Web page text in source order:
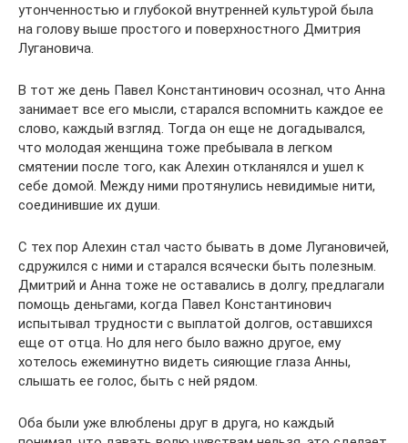
утонченностью и глубокой внутренней культурой была
на голову выше простого и поверхностного Дмитрия
Лугановича.
В тот же день Павел Константинович осознал, что Анна
занимает все его мысли, старался вспомнить каждое ее
слово, каждый взгляд. Тогда он еще не догадывался,
что молодая женщина тоже пребывала в легком
смятении после того, как Алехин откланялся и ушел к
себе домой. Между ними протянулись невидимые нити,
соединившие их души.
С тех пор Алехин стал часто бывать в доме Лугановичей,
сдружился с ними и старался всячески быть полезным.
Дмитрий и Анна тоже не оставались в долгу, предлагали
помощь деньгами, когда Павел Константинович
испытывал трудности с выплатой долгов, оставшихся
еще от отца. Но для него было важно другое, ему
хотелось ежеминутно видеть сияющие глаза Анны,
слышать ее голос, быть с ней рядом.
Оба были уже влюблены друг в друга, но каждый